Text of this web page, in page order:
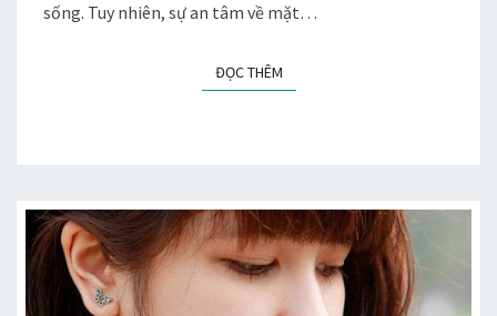
sống. Tuy nhiên, sự an tâm về mặt…
ĐỌC THÊMĐỌC THÊM